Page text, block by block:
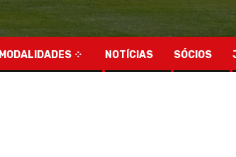
MODALIDADES NOTÍCIAS SÓCIOS